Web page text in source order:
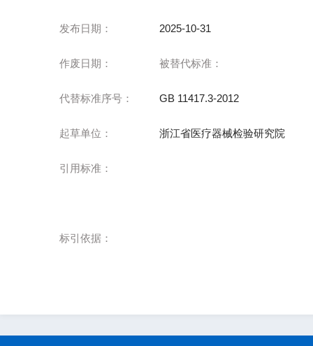
发布日期： 2025-10-31
作废日期： 被替代标准：
代替标准序号： GB 11417.3-2012
起草单位： 浙江省医疗器械检验研究院
引用标准：
标引依据：